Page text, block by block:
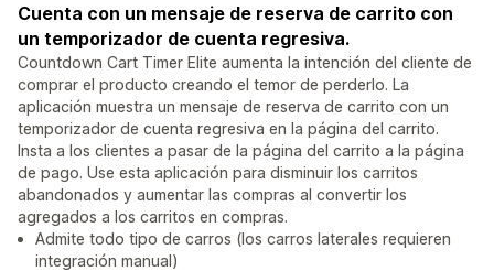
Cuenta con un mensaje de reserva de carrito con
un temporizador de cuenta regresiva.
Countdown Cart Timer Elite aumenta la intención del cliente de
comprar el producto creando el temor de perderlo. La
aplicación muestra un mensaje de reserva de carrito con un
temporizador de cuenta regresiva en la página del carrito.
Insta a los clientes a pasar de la página del carrito a la página
de pago. Use esta aplicación para disminuir los carritos
abandonados y aumentar las compras al convertir los
agregados a los carritos en compras.
Admite todo tipo de carros (los carros laterales requieren
integración manual)